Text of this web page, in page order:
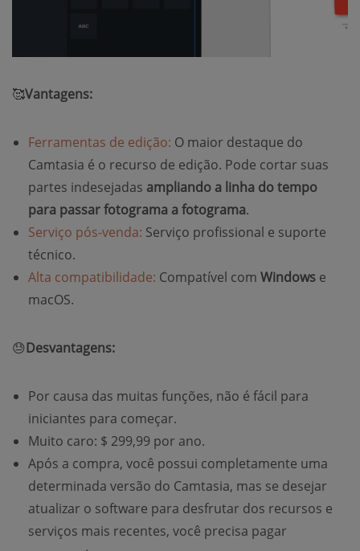
🥰Vantagens:
Ferramentas de edição: O maior destaque do
Camtasia é o recurso de edição. Pode cortar suas
partes indesejadas ampliando a linha do tempo
para passar fotograma a fotograma.
Serviço pós-venda: Serviço profissional e suporte
técnico.
Alta compatibilidade: Compatível com Windows e
macOS.
😓Desvantagens:
Por causa das muitas funções, não é fácil para
iniciantes para começar.
Muito caro: $ 299,99 por ano.
Após a compra, você possui completamente uma
determinada versão do Camtasia, mas se desejar
atualizar o software para desfrutar dos recursos e
serviços mais recentes, você precisa pagar